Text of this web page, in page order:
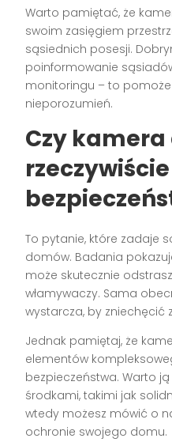
Warto pamiętać, że
swoim zasięgiem
sąsiednich posesji.
poinformowanie
monitoringu – to
nieporozumień.
Czy
To pytanie, które zadaje
domów. Badania
może skutecznie
włamywaczy. Sama
wystarcza, by zniechęcić
Jednak pamiętaj, że
elementów
bezpieczeństwa. Warto
środkami, takimi jak
wtedy możesz mówić o
ochronie swojego domu.